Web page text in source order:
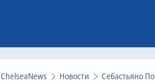
ChelseaNews Новости Себастьяно